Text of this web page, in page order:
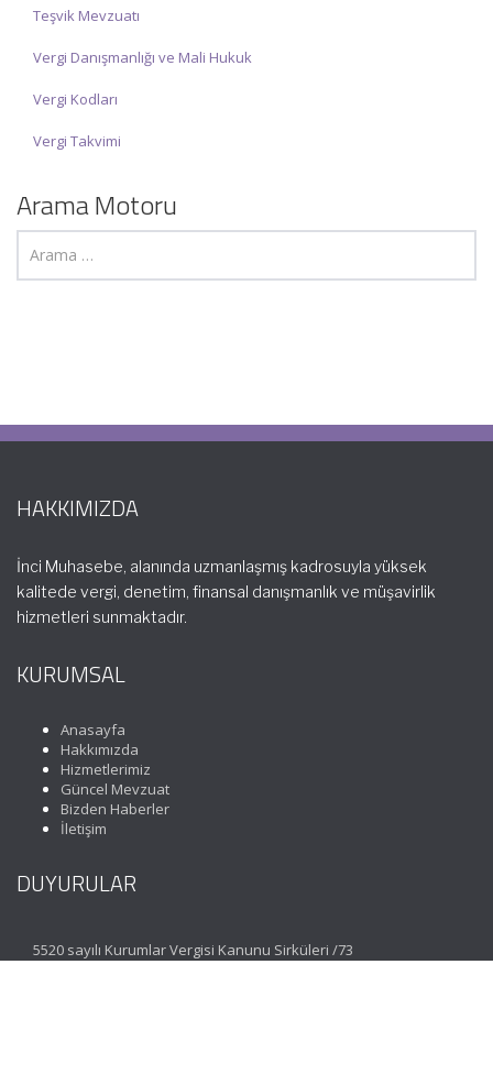
Teşvik Mevzuatı
Vergi Danışmanlığı ve Mali Hukuk
Vergi Kodları
Vergi Takvimi
Arama Motoru
HAKKIMIZDA
İnci Muhasebe, alanında uzmanlaşmış kadrosuyla yüksek
kalitede vergi, denetim, finansal danışmanlık ve müşavirlik
hizmetleri sunmaktadır.
KURUMSAL
Anasayfa
Hakkımızda
Hizmetlerimiz
Güncel Mevzuat
Bizden Haberler
İletişim
DUYURULAR
5520 sayılı Kurumlar Vergisi Kanunu Sirküleri /73